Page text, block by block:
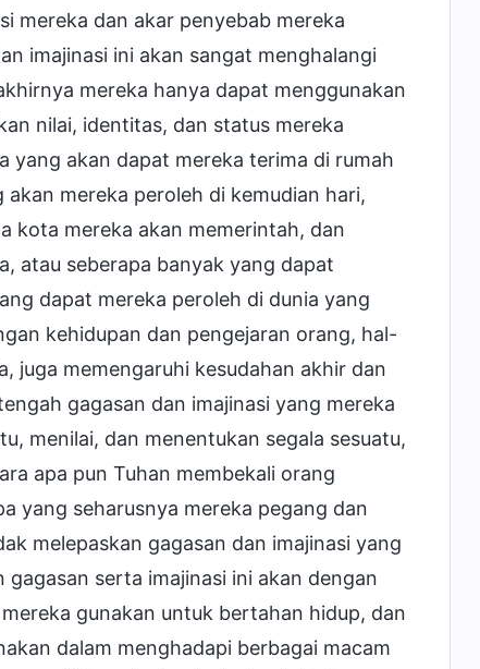
mereka dan akar penyebab mereka
imajinasi ini akan sangat menghalangi
mereka hanya dapat menggunakan
nilai, identitas, dan status mereka
yang akan dapat mereka terima di rumah
mereka peroleh di kemudian hari,
kota mereka akan memerintah, dan
atau seberapa banyak yang dapat
dapat mereka peroleh di dunia yang
kehidupan dan pengejaran orang, hal-
juga memengaruhi kesudahan akhir dan
gagasan dan imajinasi yang mereka
menilai, dan menentukan segala sesuatu,
apa pun Tuhan membekali orang
yang seharusnya mereka pegang dan
melepaskan gagasan dan imajinasi yang
serta imajinasi ini akan dengan
gunakan untuk bertahan hidup, dan
dalam menghadapi berbagai macam